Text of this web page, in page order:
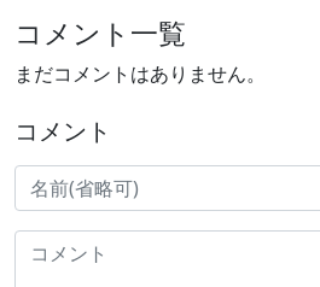
コメント一覧
まだコメントはありません。
コメント